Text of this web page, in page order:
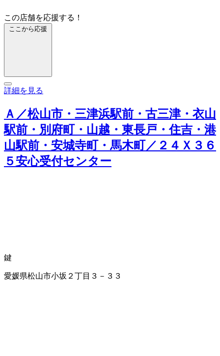
この店舗を応援する！
ここから応援
詳細を見る
Ａ／松山市・三津浜駅前・古三津・衣山
駅前・別府町・山越・東長戸・住吉・港
山駅前・安城寺町・馬木町／２４Ｘ３６
５安心受付センター
鍵
愛媛県松山市小坂２丁目３－３３